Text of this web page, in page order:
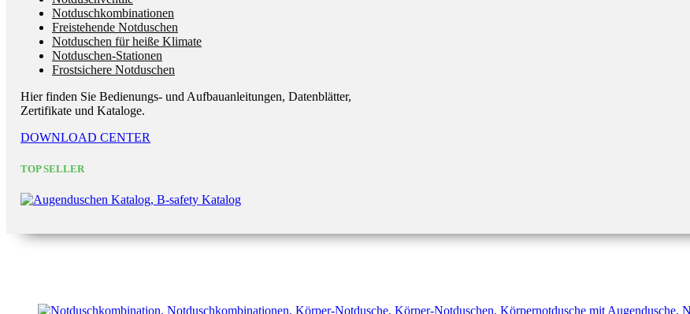
Notduschkombinationen
Freistehende Notduschen
Notduschen für heiße Klimate
Notduschen-Stationen
Frostsichere Notduschen
Hier finden Sie Bedienungs- und Aufbauanleitungen, Datenblätter,
Zertifikate und Kataloge.
DOWNLOAD CENTER
TOP SELLER